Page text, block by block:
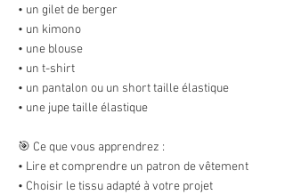
• un gilet de berger
• un kimono
• une blouse
• un t-shirt
• un pantalon ou un short taille élastique
• une jupe taille élastique
🎯 Ce que vous apprendrez :
• Lire et comprendre un patron de vêtement
• Choisir le tissu adapté à votre projet